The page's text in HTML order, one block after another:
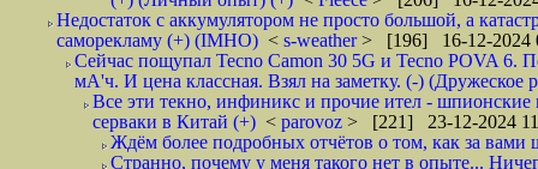
Недостаток с аккумулятором не просто большой, а
саморекламу (+) (IMHO) < s-weather> [196] 16-12-2024
Сейчас пощупал Tecno Camon 30 5G и Tecno POVA
мА'ч. И цена классная. Взял на заметку. (-) (Дружеское
Все эти текно, инфиникс и прочие ител -
серваки в Китай (+) < parovoz > [221] 23-12-2024
Ждём более подробных отчëтов о том, как за
Странно, почему у меня такого нет в опыте...